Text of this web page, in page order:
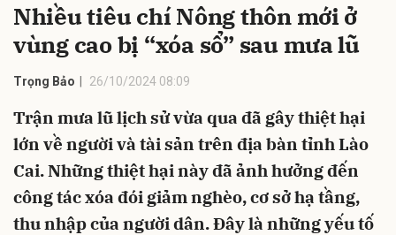
Nhiều tiêu chí Nông thôn mới ở
vùng cao bị “xóa sổ” sau mưa lũ
Trọng Bảo 26/10/2024 08:09
Trận mưa lũ lịch sử vừa qua đã gây thiệt hại
lớn về người và tài sản trên địa bàn tỉnh Lào
Cai. Những thiệt hại này đã ảnh hưởng đến
công tác xóa đói giảm nghèo, cơ sở hạ tầng,
thu nhập của người dân. Đây là những yếu tố
Hủy Gửi